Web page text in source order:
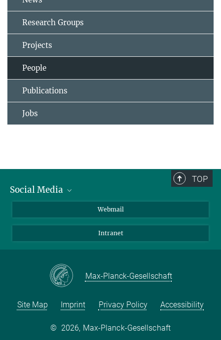
Research Groups
Projects
People
Publications
Jobs
TOP
Social Media
YouTube
Webmail
Intranet
Max-Planck-Gesellschaft
Site Map Imprint Privacy Policy Accessibility
© 2026, Max-Planck-Gesellschaft